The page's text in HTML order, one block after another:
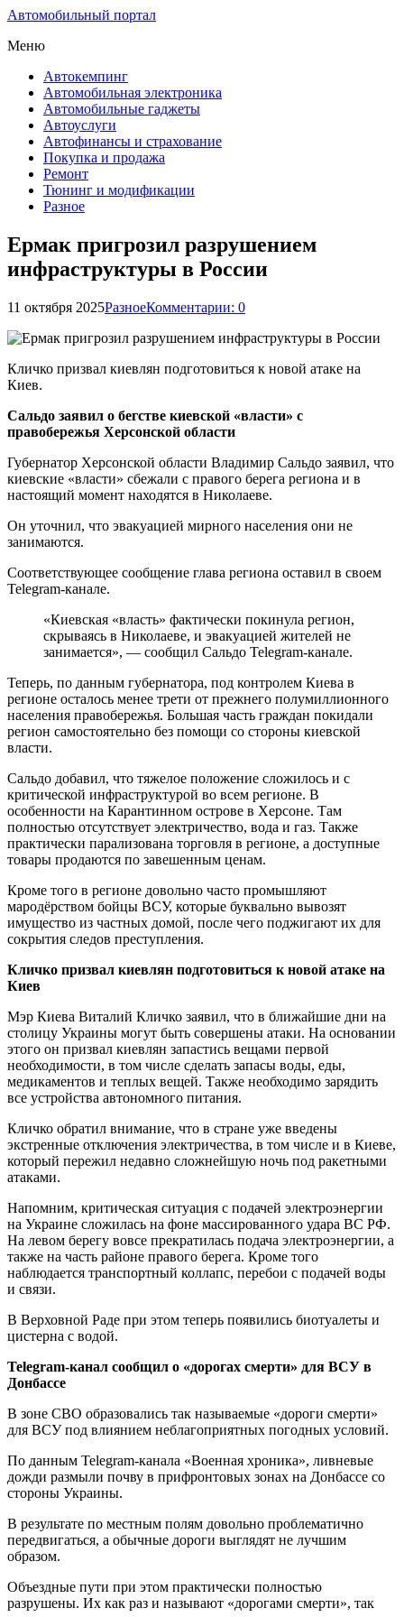
Автомобильный портал
Меню
Автокемпинг
Автомобильная электроника
Автомобильные гаджеты
Автоуслуги
Автофинансы и страхование
Покупка и продажа
Ремонт
Тюнинг и модификации
Разное
Ермак пригрозил разрушением
инфраструктуры в России
11 октября 2025РазноеКомментарии: 0
Кличко призвал киевлян подготовиться к новой атаке на
Киев.
Сальдо заявил о бегстве киевской «власти» с
правобережья Херсонской области
Губернатор Херсонской области Владимир Сальдо заявил, что
киевские «власти» сбежали с правого берега региона и в
настоящий момент находятся в Николаеве.
Он уточнил, что эвакуацией мирного населения они не
занимаются.
Соответствующее сообщение глава региона оставил в своем
Telegram-канале.
«Киевская «власть» фактически покинула регион,
скрываясь в Николаеве, и эвакуацией жителей не
занимается», — сообщил Сальдо Telegram-канале.
Теперь, по данным губернатора, под контролем Киева в
регионе осталось менее трети от прежнего полумиллионного
населения правобережья. Большая часть граждан покидали
регион самостоятельно без помощи со стороны киевской
власти.
Сальдо добавил, что тяжелое положение сложилось и с
критической инфраструктурой во всем регионе. В
особенности на Карантинном острове в Херсоне. Там
полностью отсутствует электричество, вода и газ. Также
практически парализована торговля в регионе, а доступные
товары продаются по завешенным ценам.
Кроме того в регионе довольно часто промышляют
мародёрством бойцы ВСУ, которые буквально вывозят
имущество из частных домой, после чего поджигают их для
сокрытия следов преступления.
Кличко призвал киевлян подготовиться к новой атаке на
Киев
Мэр Киева Виталий Кличко заявил, что в ближайшие дни на
столицу Украины могут быть совершены атаки. На основании
этого он призвал киевлян запастись вещами первой
необходимости, в том числе сделать запасы воды, еды,
медикаментов и теплых вещей. Также необходимо зарядить
все устройства автономного питания.
Кличко обратил внимание, что в стране уже введены
экстренные отключения электричества, в том числе и в Киеве,
который пережил недавно сложнейшую ночь под ракетными
атаками.
Напомним, критическая ситуация с подачей электроэнергии
на Украине сложилась на фоне массированного удара ВС РФ.
На левом берегу вовсе прекратилась подача электроэнергии, а
также на часть районе правого берега. Кроме того
наблюдается транспортный коллапс, перебои с подачей воды
и связи.
В Верховной Раде при этом теперь появились биотуалеты и
цистерна с водой.
Telegram-канал сообщил о «дорогах смерти» для ВСУ в
Донбассе
В зоне СВО образовались так называемые «дороги смерти»
для ВСУ под влиянием неблагоприятных погодных условий.
По данным Telegram-канала «Военная хроника», ливневые
дожди размыли почву в прифронтовых зонах на Донбассе со
стороны Украины.
В результате по местным полям довольно проблематично
передвигаться, а обычные дороги выглядят не лучшим
образом.
Объездные пути при этом практически полностью
разрушены. Их как раз и называют «дорогами смерти», так